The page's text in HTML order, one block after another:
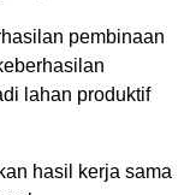
pembinaan
lahan produktif
hasil kerja sama